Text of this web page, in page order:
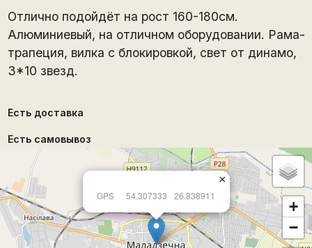
Отлично подойдёт на рост 160-180см.
Алюминиевый, на отличном оборудовании. Рама-
трапеция, вилка с блокировкой, свет от динамо,
3*10 звезд.
Есть доставка
Есть самовывоз
GPS 54.307333 26.838911
×
+
−